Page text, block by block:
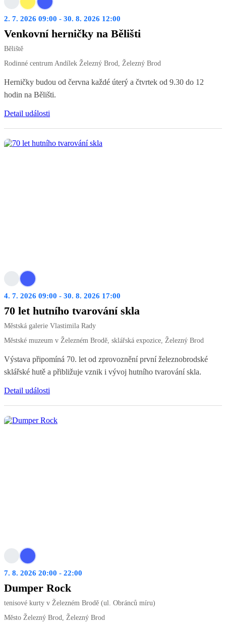
2. 7. 2026 09:00 - 30. 8. 2026 12:00
Venkovní herničky na Bělišti
Běliště
Rodinné centrum Andílek Železný Brod, Železný Brod
Herničky budou od června každé úterý a čtvrtek od 9.30 do 12
hodin na Bělišti.
Detail události
4. 7. 2026 09:00 - 30. 8. 2026 17:00
70 let hutního tvarování skla
Městská galerie Vlastimila Rady
Městské muzeum v Železném Brodě, sklářská expozice, Železný Brod
Výstava připomíná 70. let od zprovoznění první železnobrodské
sklářské hutě a přibližuje vznik i vývoj hutního tvarování skla.
Detail události
7. 8. 2026 20:00 - 22:00
Dumper Rock
tenisové kurty v Železném Brodě (ul. Obránců míru)
Město Železný Brod, Železný Brod